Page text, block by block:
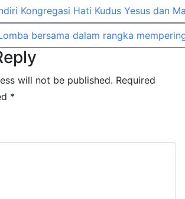
Kongregasi Hati Kudus Yesus dan
bersama dalam rangka
will not be published. Required
*